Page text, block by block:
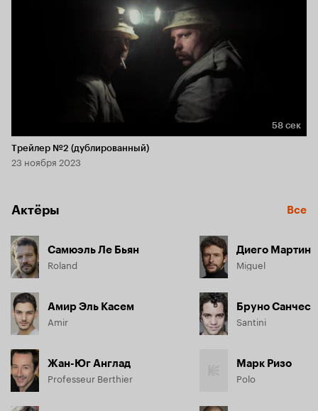
Длительность 58 сек
58 сек
Трейлер №2 (дублированный)
23 ноября 2023
Актёры Все
Самюэль Ле Бьян
Roland
Амир Эль Касем
Amir
Жан-Юг Англад
Professeur Berthier
Диего Мартин
Miguel
Бруно Санчес
Santini
Марк Ризо
Polo